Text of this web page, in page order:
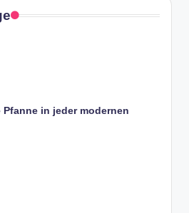
Pfanne in jeder modernen